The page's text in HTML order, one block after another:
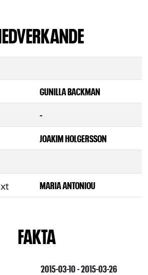
GUNILLA BACKMAN
-
JOAKIM HOLGERSSON
MARIA ANTONIOU
FAKTA
2015-03-10 - 2015-03-26